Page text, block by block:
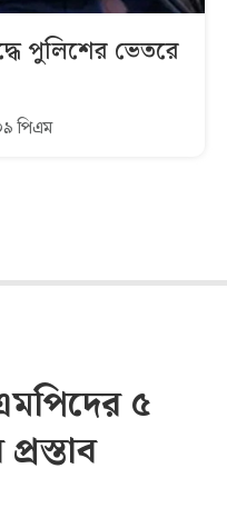
পুলিশের ভেতরে
পিএম
৫